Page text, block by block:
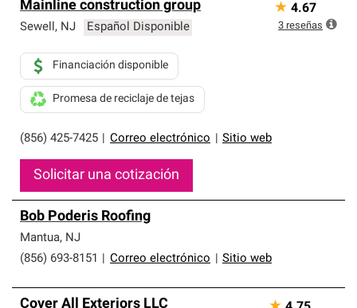
Mainline construction group
Sewell, NJ Español Disponible
(856) 425-7425 Correo electrónico Sitio web
Financiación disponible
Promesa de reciclaje de tejas
Solicitar una cotización
★ 4.67
3 reseñas
Bob Poderis Roofing
Mantua, NJ
(856) 693-8151
Correo electrónico Sitio web
Cover All Exteriors LLC